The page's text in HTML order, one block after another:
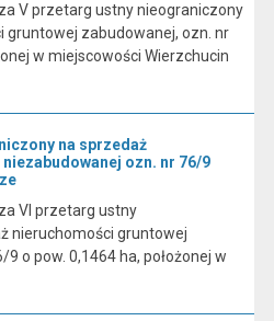
V przetarg ustny nieograniczony
gruntowej zabudowanej, ozn. nr
w miejscowości Wierzchucin
na sprzedaż
ozn. nr 76/9
VI przetarg ustny
nieruchomości gruntowej
o pow. 0,1464 ha, położonej w